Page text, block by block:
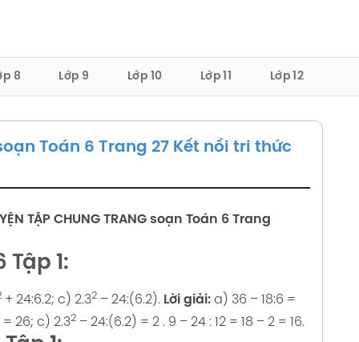
8 Lớp 9 Lớp 10 Lớp 11 Lớp 12
soạn Toán 6 Trang 27 Kết nối tri thức
TẬP CHUNG TRANG soạn Toán 6 Trang
Tập 1:
+ 24:6.2; c) 2.32 – 24:(6.2). Lời giải: a) 36 – 18:6 =
= 26; c) 2.32 – 24:(6.2) = 2 . 9 – 24 : 12 = 18 – 2 = 16.